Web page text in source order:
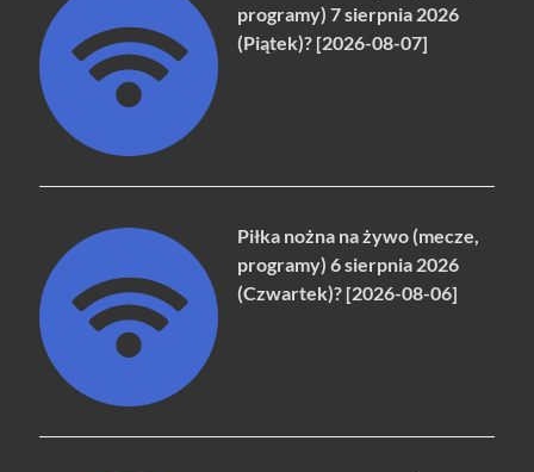
programy) 7 sierpnia 2026
(Piątek)? [2026-08-07]
Piłka nożna na żywo (mecze,
programy) 6 sierpnia 2026
(Czwartek)? [2026-08-06]